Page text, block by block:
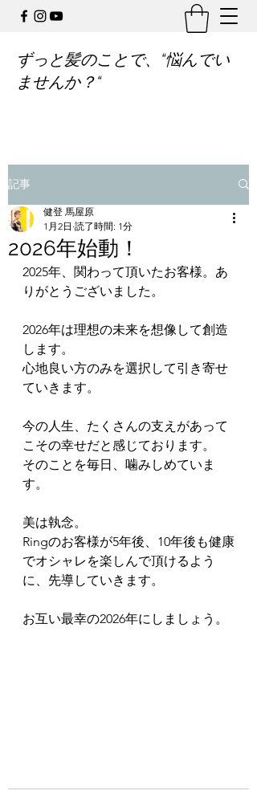
ずっと髪のことで、“悩んでい
ませんか？“
記事
2026年始動！
健登 馬屋原
1月2日 読了時間: 1分
2025年、関わって頂いたお客様。あ
りがとうございました。
2026年は理想の未来を想像して創造
します。
心地良い方のみを選択して引き寄せ
ていきます。
今の人生、たくさんの支えがあって
こその幸せだと感じております。
そのことを毎日、噛みしめていま
す。
美は執念。
Ringのお客様が5年後、10年後も健康
でオシャレを楽しんで頂けるよう
に、先導していきます。
お互い最幸の2026年にしましょう。